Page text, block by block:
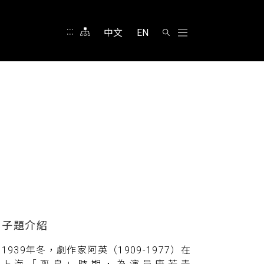
::: 中文 EN
1939年冬，劇作家阿英（1909-1977）在